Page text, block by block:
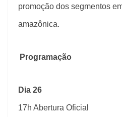
promoção dos segmentos
amazônica.
Programação
Dia 26
17h Abertura Oficial